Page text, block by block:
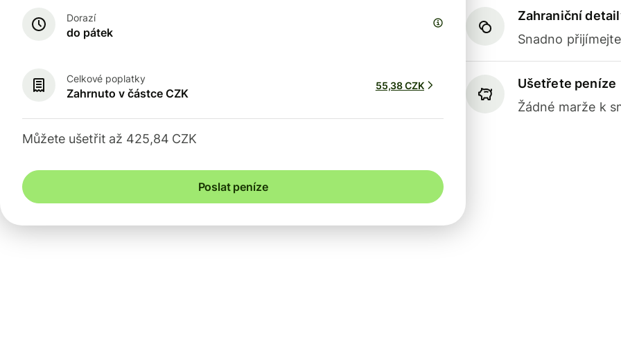
Zahraniční
Snadno
Ušetřete peníze
Žádné marže k
Dorazí
do pátek
Celkové poplatky
Zahrnuto v částce CZK
55,38 CZK
Můžete ušetřit až 425,84 CZK
Poslat peníze